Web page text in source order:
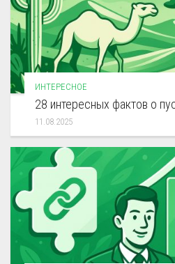
ИНТЕРЕСНОЕ
28 интересных фактов о
11.08.2025